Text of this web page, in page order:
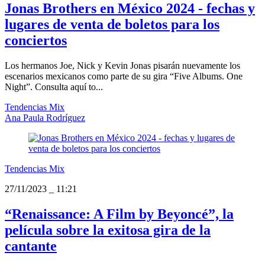
Jonas Brothers en México 2024 - fechas y
lugares de venta de boletos para los
conciertos
Los hermanos Joe, Nick y Kevin Jonas pisarán nuevamente los
escenarios mexicanos como parte de su gira “Five Albums. One
Night”. Consulta aquí to...
Tendencias Mix
Ana Paula Rodríguez
Tendencias Mix
27/11/2023
11:21
“Renaissance: A Film by Beyoncé”, la
película sobre la exitosa gira de la
cantante